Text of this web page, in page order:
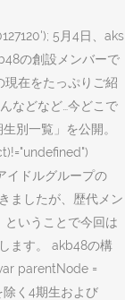
5月4日、aks
の創設メンバーで
現在をたっぷりご紹
などなど…今どこで
別一覧」を公開。
イドルグループの
ましたが、歴代メン
ということで今回は
ます。 akb48の構
parentNode =
く4期生および